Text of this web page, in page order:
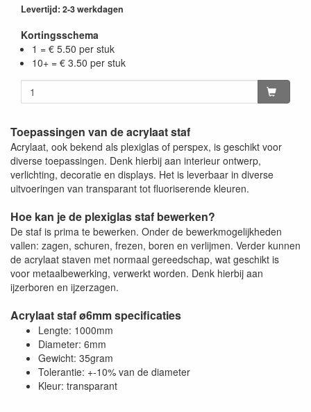
Levertijd: 2-3 werkdagen
Kortingsschema
1 = € 5.50 per stuk
10+ = € 3.50 per stuk
Toepassingen van de acrylaat staf
Acrylaat, ook bekend als plexiglas of perspex, is geschikt voor
diverse toepassingen. Denk hierbij aan interieur ontwerp,
verlichting, decoratie en displays. Het is leverbaar in diverse
uitvoeringen van transparant tot fluoriserende kleuren.
Hoe kan je de plexiglas staf bewerken?
De staf is prima te bewerken. Onder de bewerkmogelijkheden
vallen: zagen, schuren, frezen, boren en verlijmen. Verder kunnen
de acrylaat staven met normaal gereedschap, wat geschikt is
voor metaalbewerking, verwerkt worden. Denk hierbij aan
ijzerboren en ijzerzagen.
Acrylaat staf ø6mm specificaties
Lengte: 1000mm
Diameter: 6mm
Gewicht: 35gram
Tolerantie: +-10% van de diameter
Kleur: transparant